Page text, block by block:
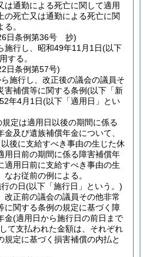
は通勤による死亡に関して適用
の死亡又は通勤による死亡に関
。
日条例第36号 抄)
施行し、昭和49年11月1日(以下
する。
日条例第57号)
施行し、改正後の議会の議員そ
害補償等に関する条例(以下「新
年4月1日(以下「適用日」とい
定は適用日以後の期間に係る
及び遺族補償年金について、
後に支給すべき事由の生じた休
用日前の期間に係る障害補償年
適用日前に支給すべき事由の生
お従前の例による。
の日(以下「施行日」という。)
改正前の議会の議員その他非常
に関する条例の規定に基づく障
金(適用日から施行日の前日まで
て支払われた金額は、それぞれ
規定に基づく損害補償の内払と